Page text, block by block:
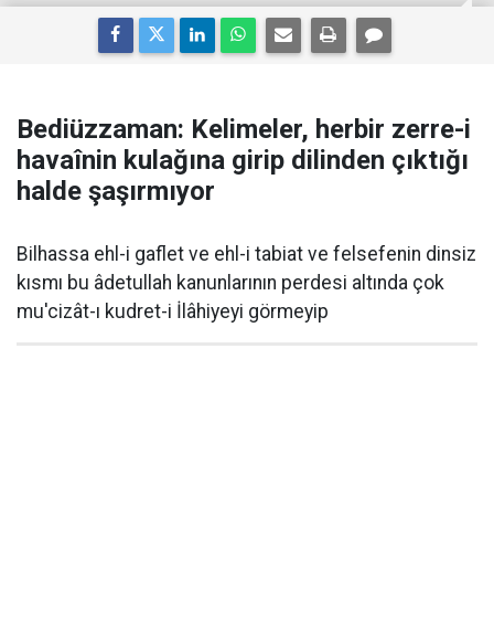
Bediüzzaman: Kelimeler, herbir zerre-i
havaînin kulağına girip dilinden çıktığı
halde şaşırmıyor
Bilhassa ehl-i gaflet ve ehl-i tabiat ve felsefenin dinsiz
kısmı bu âdetullah kanunlarının perdesi altında çok
mu'cizât-ı kudret-i İlâhiyeyi görmeyip